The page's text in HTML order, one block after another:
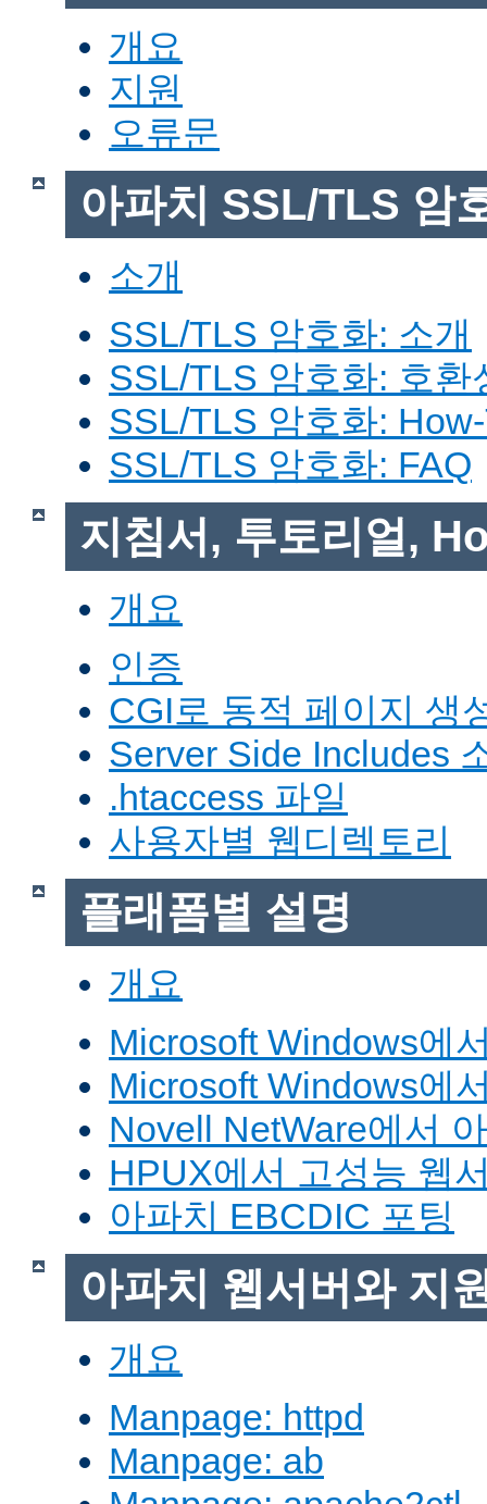
개요
지원
오류문
아파치 SSL/TLS 암
소개
SSL/TLS 암호화: 소개
SSL/TLS 암호화: 호환
SSL/TLS 암호화:
SSL/TLS 암호화: FAQ
지침서, 투토리얼,
개요
인증
CGI로 동적 페이지 생
Server Side Includes
.htaccess 파일
사용자별 웹디렉토리
플래폼별 설명
개요
Microsoft Windows에
Microsoft Windows에
Novell NetWare에서
HPUX에서 고성능 웹
아파치 EBCDIC 포팅
아파치 웹서버와 지
개요
Manpage: httpd
Manpage: ab